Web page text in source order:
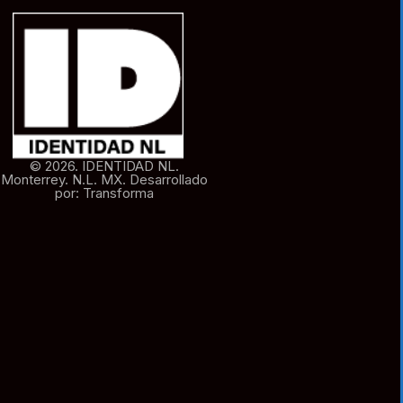
© 2026. IDENTIDAD NL.
Monterrey. N.L. MX. Desarrollado
por: Transforma